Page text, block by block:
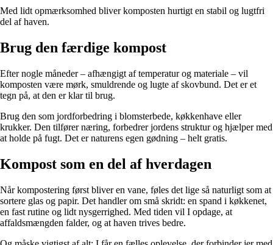
Med lidt opmærksomhed bliver komposten hurtigt en stabil og lugtfri
del af haven.
Brug den færdige kompost
Efter nogle måneder – afhængigt af temperatur og materiale – vil
komposten være mørk, smuldrende og lugte af skovbund. Det er et
tegn på, at den er klar til brug.
Brug den som jordforbedring i blomsterbede, køkkenhave eller
krukker. Den tilfører næring, forbedrer jordens struktur og hjælper med
at holde på fugt. Det er naturens egen gødning – helt gratis.
Kompost som en del af hverdagen
Når kompostering først bliver en vane, føles det lige så naturligt som at
sortere glas og papir. Det handler om små skridt: en spand i køkkenet,
en fast rutine og lidt nysgerrighed. Med tiden vil I opdage, at
affaldsmængden falder, og at haven trives bedre.